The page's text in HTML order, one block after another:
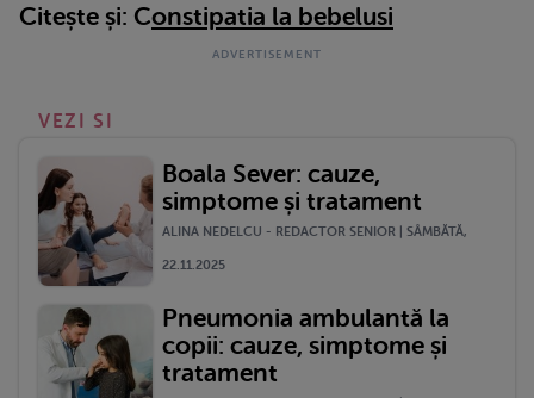
Citește și: Constipatia la bebelusi
VEZI SI
Boala Sever: cauze,
simptome și tratament
ALINA NEDELCU - REDACTOR SENIOR | SÂMBĂTĂ,
22.11.2025
Pneumonia ambulantă la
copii: cauze, simptome și
tratament